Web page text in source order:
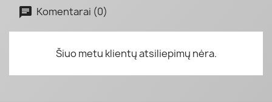
Komentarai (0)
Šiuo metu klientų atsiliepimų nėra.